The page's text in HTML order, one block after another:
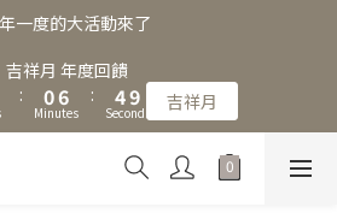
一度的大活動來了
吉祥月 年度回饋
:
3
1
0
9
7
6
5
Minutes
:
7
5
4
3
1
9
8
7
6
Seconds 吉祥月